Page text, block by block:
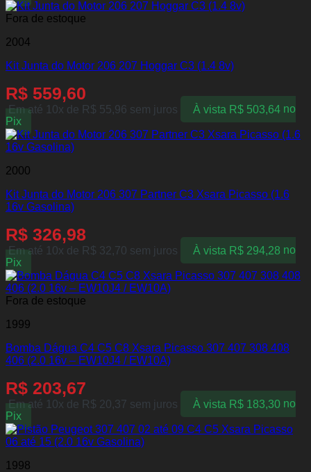
Fora de estoque
2004
Kit Junta do Motor 206 207 Hoggar C3 (1.4 8v)
R$ 559,60
Em até 10x de R$ 55,96 sem juros À vista R$503,64 no
Pix
2000
Kit Junta do Motor 206 307 Partner C3 Xsara Picasso (1.6
16v Gasolina)
R$ 326,98
Em até 10x de R$ 32,70 sem juros À vista R$294,28 no
Pix
Fora de estoque
1999
Bomba Dágua C4 C5 C8 Xsara Picasso 307 407 308 408
406 (2.0 16v – EW10J4 / EW10A)
R$ 203,67
Em até 10x de R$ 20,37 sem juros À vista R$183,30 no
Pix
1998